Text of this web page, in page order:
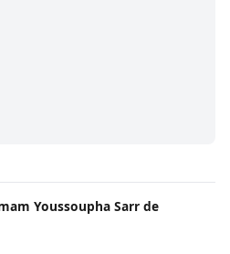
Youssoupha Sarr de